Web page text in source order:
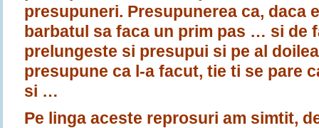
presupuneri. Presupunerea ca, daca
barbatul sa faca un prim pas … si de
prelungeste si presupui si pe al
presupune ca l-a facut, tie ti se pare
si …
Pe linga aceste reprosuri am simtit,